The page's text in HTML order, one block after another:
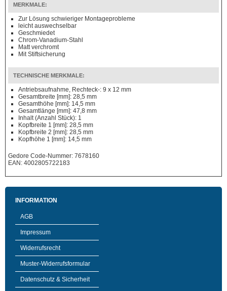
MERKMALE:
Zur Lösung schwieriger Montageprobleme
leicht auswechselbar
Geschmiedet
Chrom-Vanadium-Stahl
Matt verchromt
Mit Stiftsicherung
TECHNISCHE MERKMALE:
Antriebsaufnahme, Rechteck-: 9 x 12 mm
Gesamtbreite [mm]: 28,5 mm
Gesamthöhe [mm]: 14,5 mm
Gesamtlänge [mm]: 47,8 mm
Inhalt (Anzahl Stück): 1
Kopfbreite 1 [mm]: 28,5 mm
Kopfbreite 2 [mm]: 28,5 mm
Kopfhöhe 1 [mm]: 14,5 mm
Gedore Code-Nummer: 7678160
EAN: 4002805722183
INFORMATION
AGB
Impressum
Widerrufsrecht
Muster-Widerrufsformular
Datenschutz & Sicherheit